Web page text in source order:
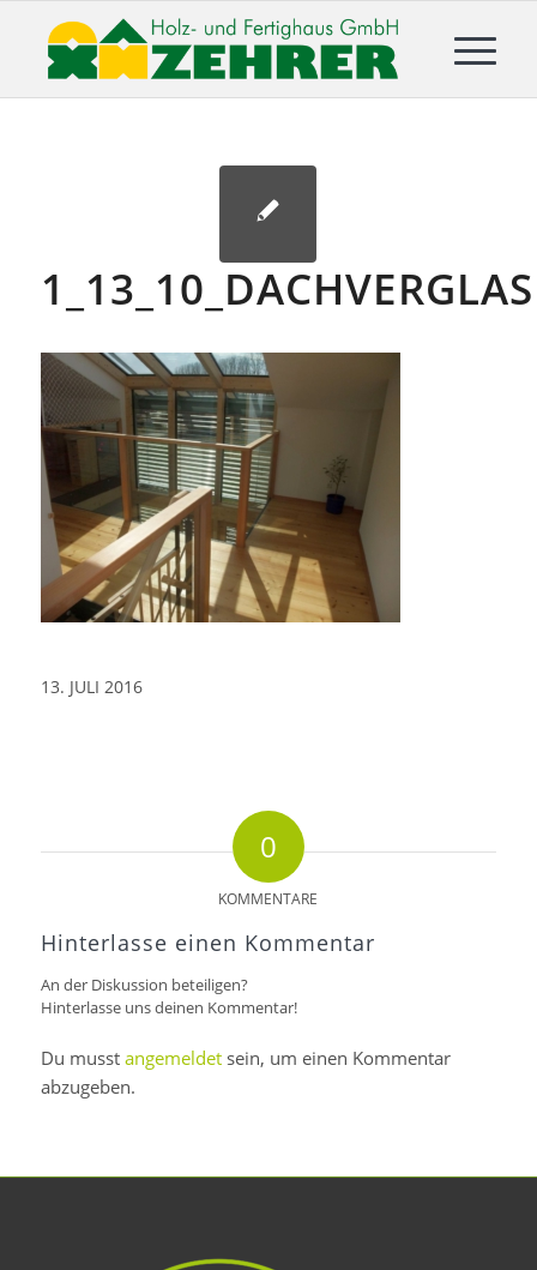
13. JULI 2016
0
KOMMENTARE
Hinterlasse einen Kommentar
An der Diskussion beteiligen?
Hinterlasse uns deinen Kommentar!
Du musst angemeldetsein, um einen Kommentar
abzugeben.